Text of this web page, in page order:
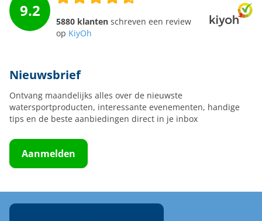
9.2
5880 klanten schreven een review
op KiyOh
Nieuwsbrief
Ontvang maandelijks alles over de nieuwste
watersportproducten, interessante evenementen, handige
tips en de beste aanbiedingen direct in je inbox
Aanmelden